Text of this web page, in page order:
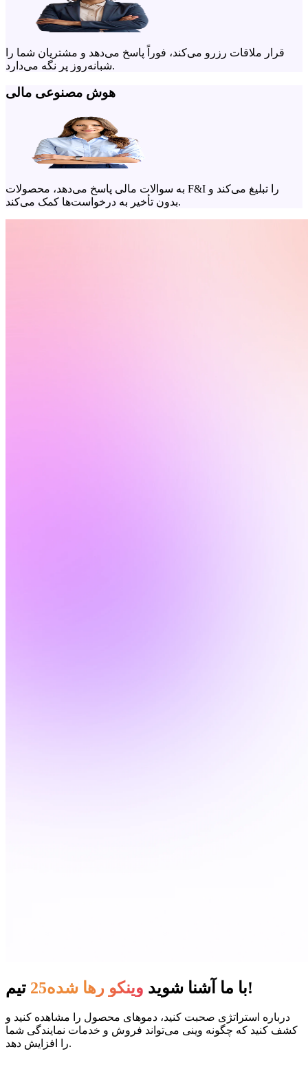
قرار ملاقات رزرو می‌کند، فوراً پاسخ می‌دهد و مشتریان شما را
شبانه‌روز پر نگه می‌دارد.
هوش مصنوعی مالی
به سوالات مالی پاسخ می‌دهد، محصولات F&I را تبلیغ می‌کند و
بدون تأخیر به درخواست‌ها کمک می‌کند.
با ما آشنا شوید وینکو رها شده25 تیم!
درباره استراتژی صحبت کنید، دموهای محصول را مشاهده کنید و
کشف کنید که چگونه وینی می‌تواند فروش و خدمات نمایندگی شما
را افزایش دهد.